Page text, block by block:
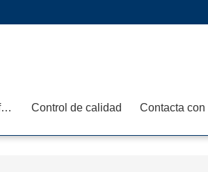
Recorrido por la fábrica Control de calidad